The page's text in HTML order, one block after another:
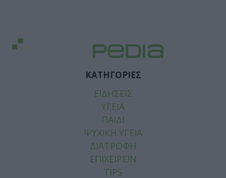
ΚΑΤΗΓΟΡΙΕΣ
ΕΙΔΗΣΕΙΣ
ΥΓΕΙΑ
ΠΑΙΔΙ
ΨΥΧΙΚΗ ΥΓΕΙΑ
ΔΙΑΤΡΟΦΗ
ΕΠΙΧΕΙΡΕΙΝ
TIPS